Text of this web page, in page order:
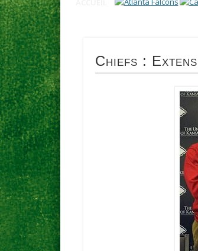
NEWS SAISON
Chiefs :